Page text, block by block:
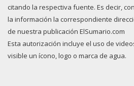
citando la respectiva fuente. Es decir,
la información la correspondiente
de nuestra publicación ElSumario.com
Esta autorización incluye el uso de
visible un ícono, logo o marca de agua.